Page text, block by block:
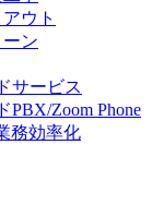
ウト
ン
サービス
PBX/Zoom Phone
務効率化